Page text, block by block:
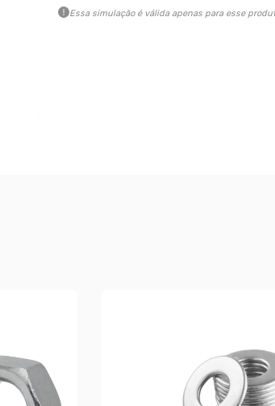
Essa simulação é válida apenas para esse